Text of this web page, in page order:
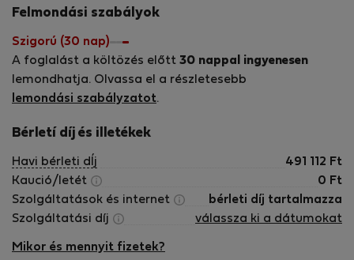
Felmondási szabályok
Szigorú (30 nap)
A foglalást a költözés előtt 30 nappal ingyenesen
lemondhatja. Olvassa el a részletesebb
lemondási szabályzatot.
Bérletí díj és illetékek
Havi bérleti dÍj 491 112 Ft
Kaució/letét
0 Ft
Szolgáltatások és internet
bérleti díj tartalmazza
Szolgáltatási díj
válassza ki a dátumokat
Mikor és mennyit fizetek?